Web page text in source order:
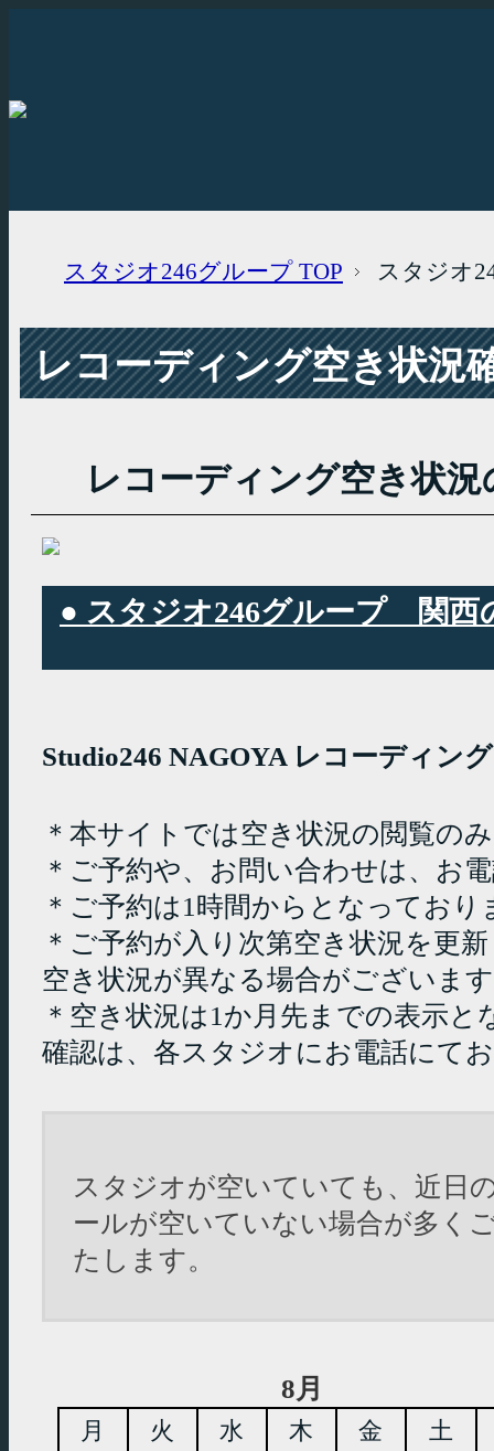
スタジオ246グループ TOP スタジオ
レコーディング空き状況
レコーディング空き状況
● スタジオ246グループ 関西
Studio246 NAGOYA レコーディン
＊本サイトでは空き状況の閲覧の
＊ご予約や、お問い合わせは、お
＊ご予約は1時間からとなっており
＊ご予約が入り次第空き状況を更
空き状況が異なる場合がございま
＊空き状況は1か月先までの表示
確認は、各スタジオにお電話にて
スタジオが空いていても、近日
ールが空いていない場合が多く
たします。
8月
月 火 水 木 金
土